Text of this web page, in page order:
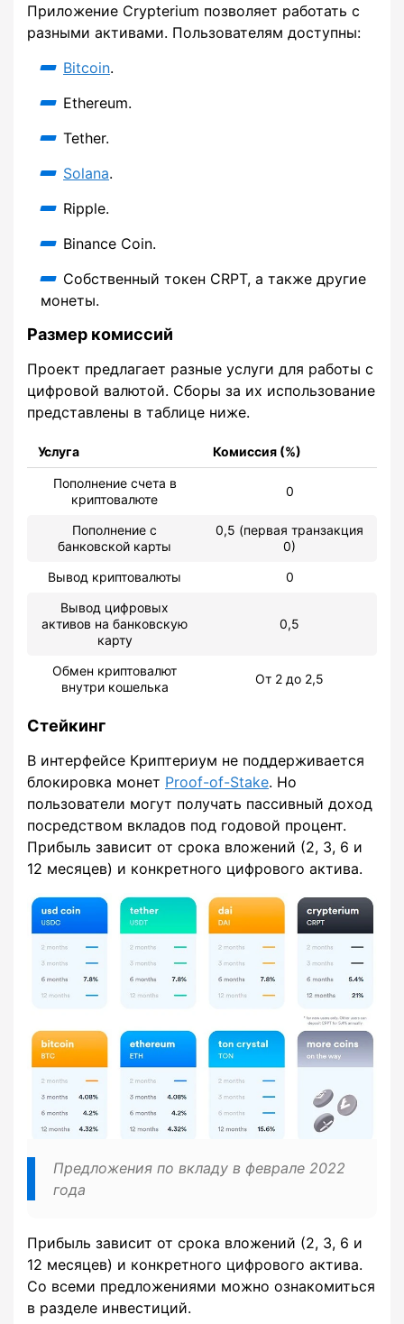
Приложение Crypterium позволяет работать с
разными активами. Пользователям доступны:
Bitcoin.
Ethereum.
Tether.
Solana.
Ripple.
Binance Coin.
Собственный токен CRPT, а также другие
монеты.
Размер комиссий
Проект предлагает разные услуги для работы с
цифровой валютой. Сборы за их использование
представлены в таблице ниже.
Услуга Комиссия (%)
Пополнение счета в
криптовалюте
0
Пополнение с
банковской карты
0,5 (первая транзакция
0)
Вывод криптовалюты
0
Вывод цифровых
активов на банковскую
карту
0,5
Обмен криптовалют
внутри кошелька
От 2 до 2,5
Стейкинг
В интерфейсе Криптериум не поддерживается
блокировка монет Proof-of-Stake. Но
пользователи могут получать пассивный доход
посредством вкладов под годовой процент.
Прибыль зависит от срока вложений (2, 3, 6 и
12 месяцев) и конкретного цифрового актива.
Предложения по вкладу в феврале 2022
года
Прибыль зависит от срока вложений (2, 3, 6 и
12 месяцев) и конкретного цифрового актива.
Со всеми предложениями можно ознакомиться
в разделе инвестиций.